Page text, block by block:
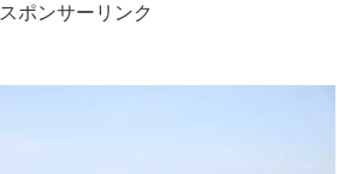
スポンサーリンク